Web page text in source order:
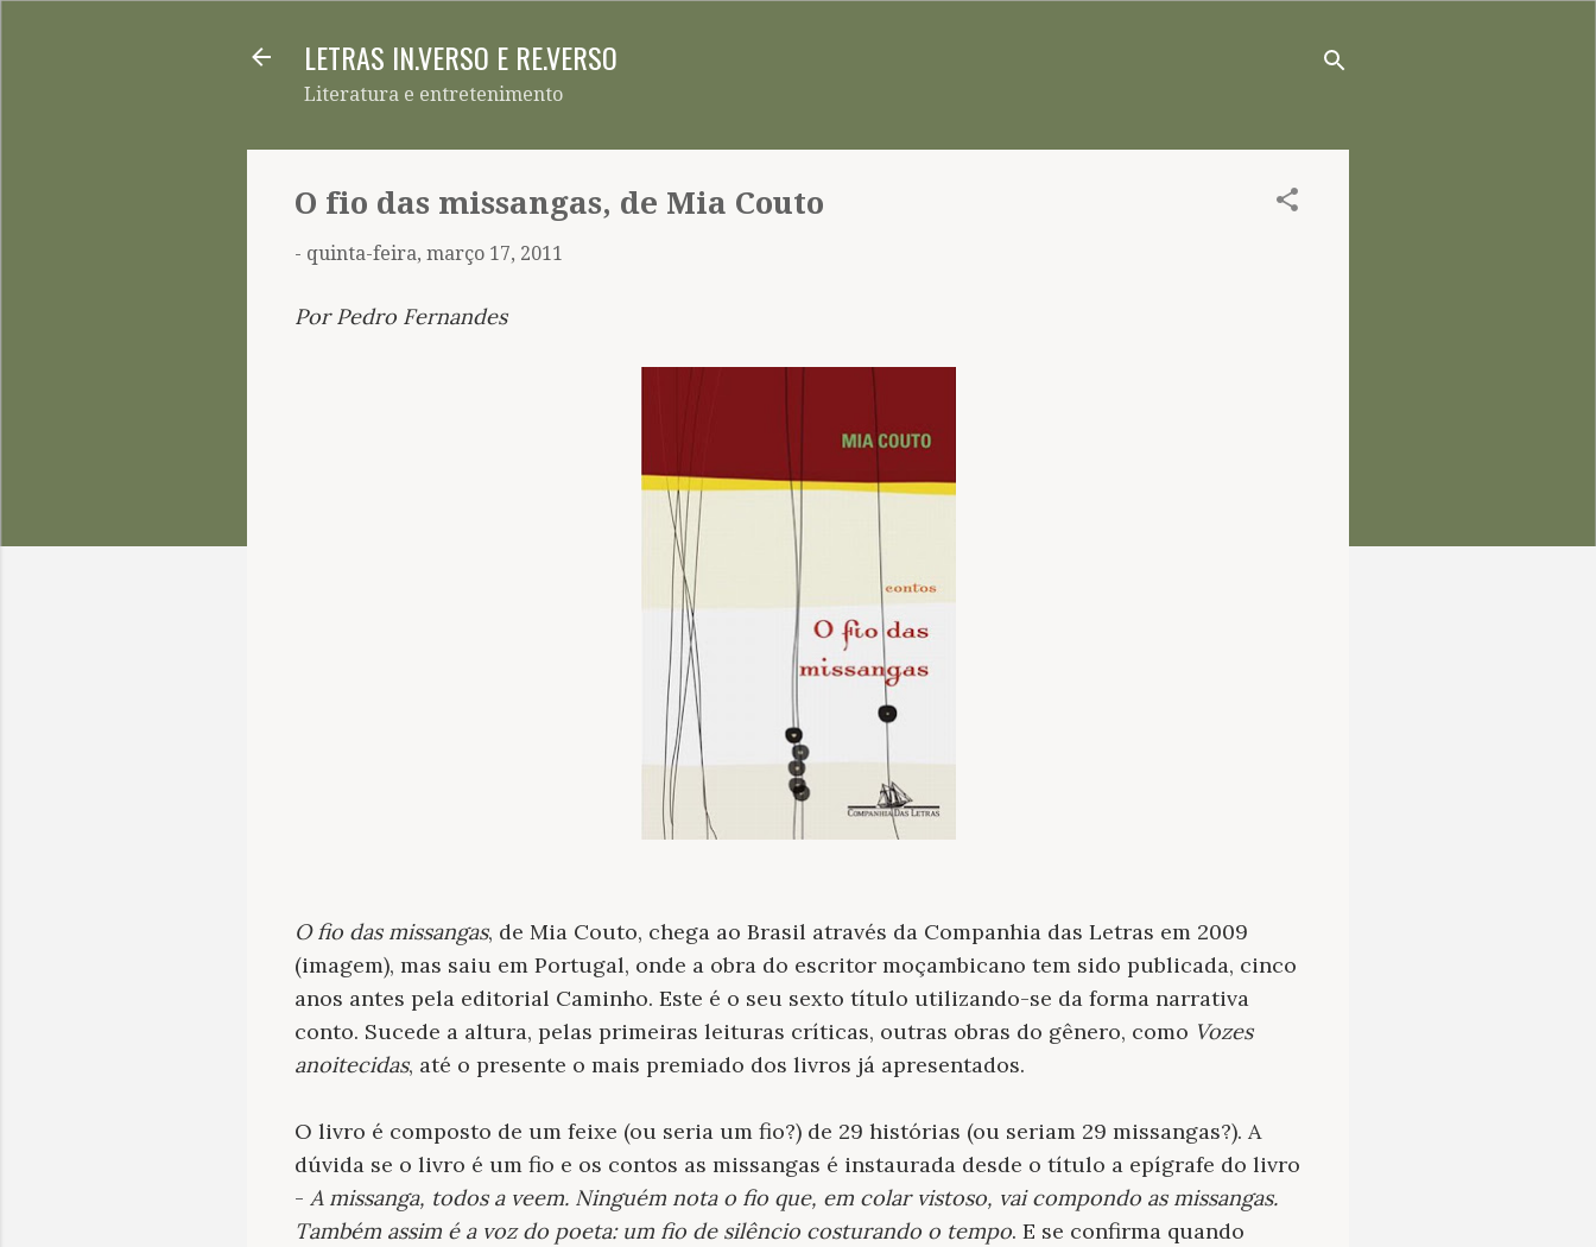
LETRAS IN.VERSO E RE.VERSO
Literatura e entretenimento
O fio das missangas, de Mia Couto
- quinta-feira, março 17, 2011
Por Pedro Fernandes
O fio das missangas, de Mia Couto, chega ao Brasil através da Companhia das Letras em 2009
(imagem), mas saiu em Portugal, onde a obra do escritor moçambicano tem sido publicada, cinco
anos antes pela editorial Caminho. Este é o seu sexto título utilizando-se da forma narrativa
conto. Sucede a altura, pelas primeiras leituras críticas, outras obras do gênero, como Vozes
anoitecidas, até o presente o mais premiado dos livros já apresentados.
O livro é composto de um feixe (ou seria um fio?) de 29 histórias (ou seriam 29 missangas?). A
dúvida se o livro é um fio e os contos as missangas é instaurada desde o título a epígrafe do livro
- A missanga, todos a veem. Ninguém nota o fio que, em colar vistoso, vai compondo as missangas.
Também assim é a voz do poeta: um fio de silêncio costurando o tempo. E se confirma quando